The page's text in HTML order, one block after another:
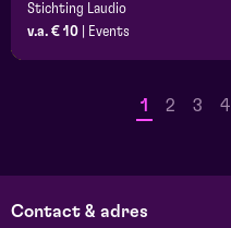
Stichting Laudio
v.a. € 10
Events
1 2 3 4
Contact & adres